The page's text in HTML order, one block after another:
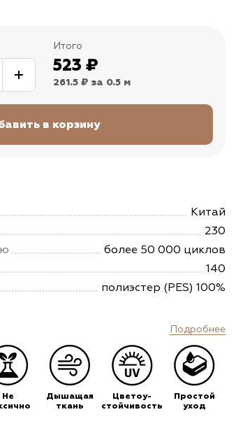
Итого
523 ₽
261.5 ₽ за 0.5 м
Китай
230
более 50 000 циклов
140
полиэстер (PES) 100%
Подробнее
Не
Дышащая
ткань
Цветоу-
стойчивость
Простой
уход